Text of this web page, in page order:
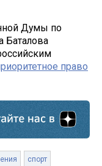
Думы по
Баталова
право
спорт